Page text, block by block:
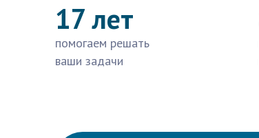
17 лет
помогаем решать
ваши задачи